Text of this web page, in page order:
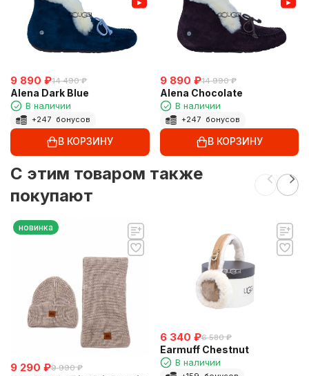
9 890 ₽14 490 ₽
Alena Dark Blue
В наличии
+247 бонусов
В КОРЗИНУ
9 890 ₽14 990 ₽
Alena Chocolate
В наличии
+247 бонусов
В КОРЗИНУ
C этим товаром также
покупают
новинка
9 290 ₽9 990 ₽
6 340 ₽6 580 ₽
Earmuff Chestnut
В наличии